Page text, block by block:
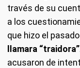
través de su
a los
que hizo el
llamara “traidora”
acusaron de